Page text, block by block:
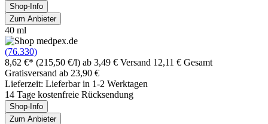
Shop-Info
Zum Anbieter
40 ml
(76.330)
8,62 €* (215,50 €/l) ab 3,49 € Versand 12,11 € Gesamt
Gratisversand ab 23,90 €
Lieferzeit: Lieferbar in 1-2 Werktagen
14 Tage kostenfreie Rücksendung
Shop-Info
Zum Anbieter